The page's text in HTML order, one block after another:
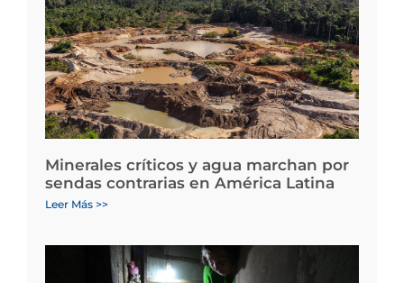
Minerales críticos y agua marchan por
sendas contrarias en América Latina
Leer Más >>